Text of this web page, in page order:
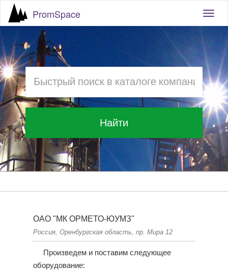
PromSpace
Найти
ОАО "МК ОРМЕТО-ЮУМЗ"
Россия, Оренбургская область, пр. Мира 12
Произведем и поставим следующее
оборудование: